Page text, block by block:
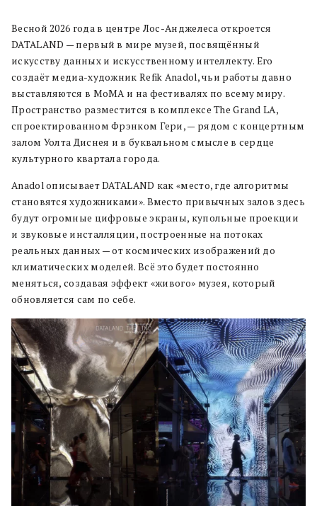
Весной 2026 года в центре Лос-Анджелеса откроется
DATALAND — первый в мире музей, посвящённый
искусству данных и искусственному интеллекту. Его
создаёт медиа-художник Refik Anadol, чьи работы давно
выставляются в MoMA и на фестивалях по всему миру.
Пространство разместится в комплексе The Grand LA,
спроектированном Фрэнком Гери, — рядом с концертным
залом Уолта Диснея и в буквальном смысле в сердце
культурного квартала города.
Anadol описывает DATALAND как «место, где алгоритмы
становятся художниками». Вместо привычных залов здесь
будут огромные цифровые экраны, купольные проекции
и звуковые инсталляции, построенные на потоках
реальных данных — от космических изображений до
климатических моделей. Всё это будет постоянно
меняться, создавая эффект «живого» музея, который
обновляется сам по себе.